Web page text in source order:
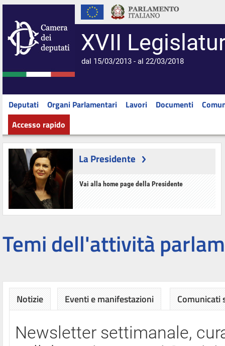
XVII
dal 15/03/2013 - al 22/03/2018
Deputati Organi Parlamentari Lavori Documenti
Accesso rapido
La Presidente
Vai alla home page della Presidente
Temi dell'attività
Notizie Eventi e manifestazioni Comunicati
Newsletter settimanale,